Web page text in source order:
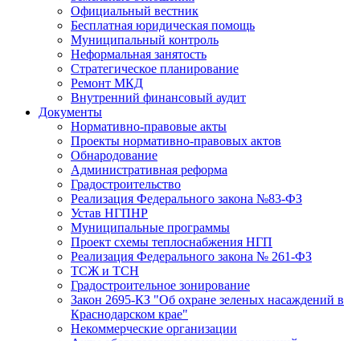
Официальный вестник
Бесплатная юридическая помощь
Муниципальный контроль
Неформальная занятость
Стратегическое планирование
Ремонт МКД
Внутренний финансовый аудит
Документы
Нормативно-правовые акты
Проекты нормативно-правовых актов
Обнародование
Административная реформа
Градостроительство
Реализация Федерального закона №83-ФЗ
Устав НГПНР
Муниципальные программы
Проект схемы теплоснабжения НГП
Реализация Федерального закона № 261-ФЗ
ТСЖ и ТСН
Градостроительное зонирование
Закон 2695-КЗ "Об охране зеленых насаждений в
Краснодарском крае"
Некоммерческие организации